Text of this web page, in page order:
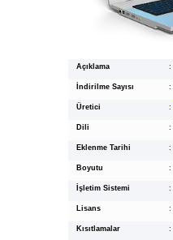
Açıklama :
İndirilme Sayısı :
Üretici :
Dili :
Eklenme Tarihi :
Boyutu :
İşletim Sistemi :
Lisans :
Kısıtlamalar :